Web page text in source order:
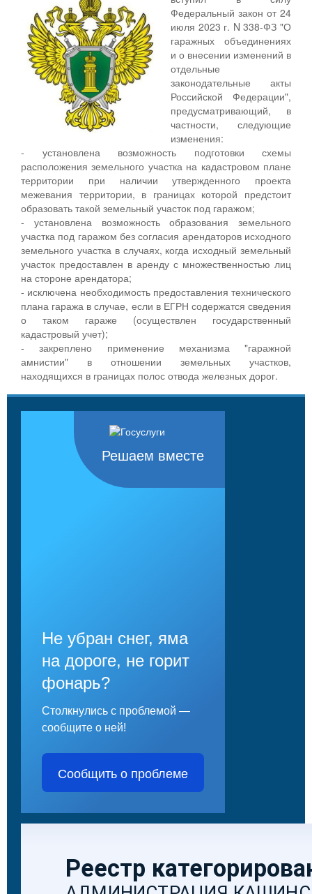
Федеральный закон от 24
июля 2023 г. N 338-ФЗ "О
гаражных объединениях
и о внесении изменений в
отдельные
законодательные акты
Российской Федерации",
предусматривающий, в
частности, следующие
изменения:
- установлена возможность подготовки схемы
расположения земельного участка на кадастровом плане
территории при наличии утвержденного проекта
межевания территории, в границах которой предстоит
образовать такой земельный участок под гаражом;
- установлена возможность образования земельного
участка под гаражом без согласия арендаторов исходного
земельного участка в случаях, когда исходный земельный
участок предоставлен в аренду с множественностью лиц
на стороне арендатора;
- исключена необходимость предоставления технического
плана гаража в случае, если в ЕГРН содержатся сведения
о таком гараже (осуществлен государственный
кадастровый учет);
- закреплено применение механизма "гаражной
амнистии" в отношении земельных участков,
находящихся в границах полос отвода железных дорог.
Решаем вместе
Не убран снег, яма
на дороге, не горит
фонарь?
Столкнулись с проблемой —
сообщите о ней!
Сообщить о проблеме